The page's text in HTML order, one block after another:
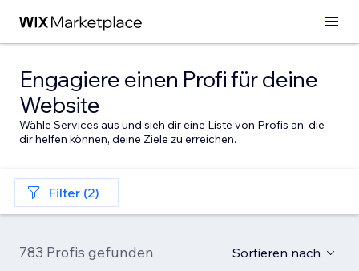
Engagiere einen Profi für deine
Website
Wähle Services aus und sieh dir eine Liste von Profis an, die
dir helfen können, deine Ziele zu erreichen.
Filter (2)
783 Profis gefunden Sortieren nach